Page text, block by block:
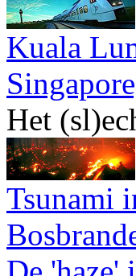
Kuala
Het
Tsunami